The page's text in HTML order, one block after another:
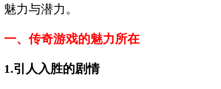
魅力与潜力。
一、传奇游戏的魅力所在
1.引人入胜的剧情